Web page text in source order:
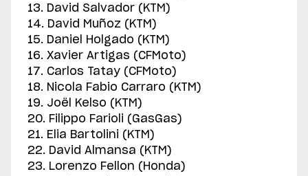
13. David Salvador (KTM)
14. David Muñoz (KTM)
15. Daniel Holgado (KTM)
16. Xavier Artigas (CFMoto)
17. Carlos Tatay (CFMoto)
18. Nicola Fabio Carraro (KTM)
19. Joël Kelso (KTM)
20. Filippo Farioli (GasGas)
21. Elia Bartolini (KTM)
22. David Almansa (KTM)
23. Lorenzo Fellon (Honda)